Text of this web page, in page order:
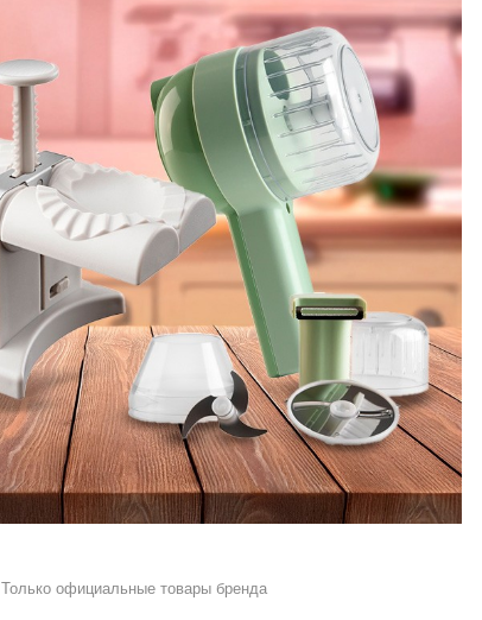
Только официальные товары бренда